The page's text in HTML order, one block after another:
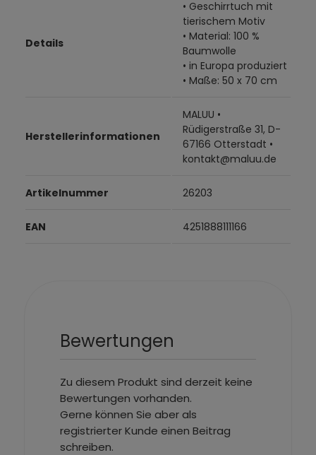
Details
• Geschirrtuch mit
tierischem Motiv
• Material: 100 %
Baumwolle
• in Europa produziert
• Maße: 50 x 70 cm
Herstellerinformationen
MALUU •
Rüdigerstraße 31, D-
67166 Otterstadt •
kontakt@maluu.de
Artikelnummer 26203
EAN 4251888111166
Bewertungen
Zu diesem Produkt sind derzeit keine
Bewertungen vorhanden.
Gerne können Sie aber als
registrierter Kunde einen Beitrag
schreiben.